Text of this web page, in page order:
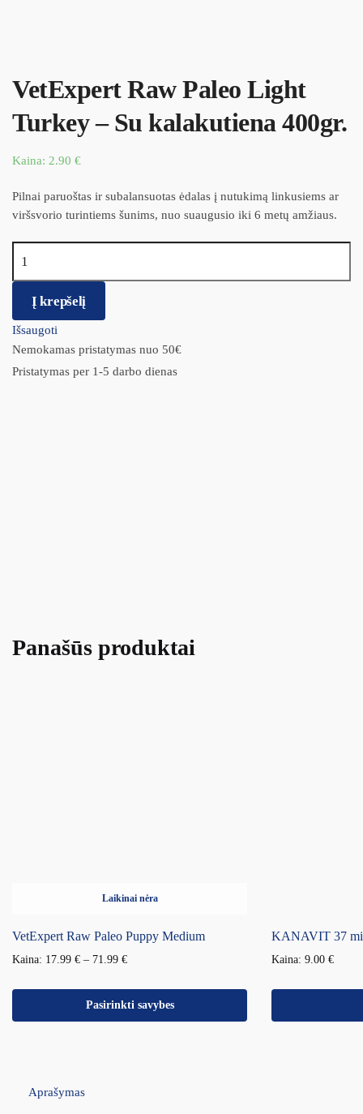
VetExpert Raw Paleo Light
Turkey – Su kalakutiena 400gr.
Kaina: 2.90 €
Pilnai paruoštas ir subalansuotas ėdalas į nutukimą linkusiems ar
viršsvorio turintiems šunims, nuo suaugusio iki 6 metų amžiaus.
Į krepšelį
Išsaugoti
Nemokamas pristatymas nuo 50€
Pristatymas per 1-5 darbo dienas
Panašūs produktai
Laikinai nėra
VetExpert Raw Paleo Puppy Medium
Kaina: 17.99 € – 71.99 €
Pasirinkti savybes
KANAVIT 37
Kaina: 9.00 €
Aprašymas